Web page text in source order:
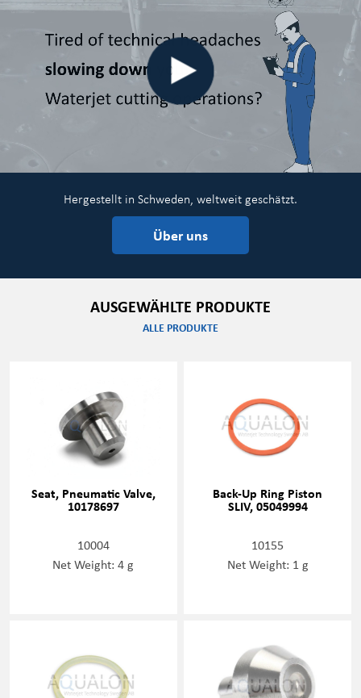
Hergestellt in Schweden, weltweit geschätzt.
Über uns
AUSGEWÄHLTE PRODUKTE
ALLE PRODUKTE
Seat, Pneumatic Valve,
10178697
10004
Net Weight: 4 g
Back-Up Ring Piston
SLIV, 05049994
10155
Net Weight: 1 g